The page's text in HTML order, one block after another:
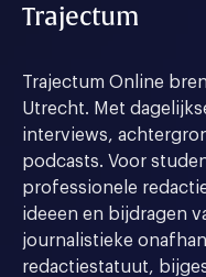
Trajectum
Trajectum Online
Utrecht. Met
interviews,
podcasts. Voor
professionele
ideeen en bijdragen
journalistieke
redactiestatuut,